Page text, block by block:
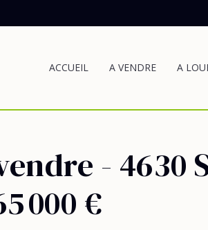
ACCUEIL A VENDRE A
- 4630
000 €